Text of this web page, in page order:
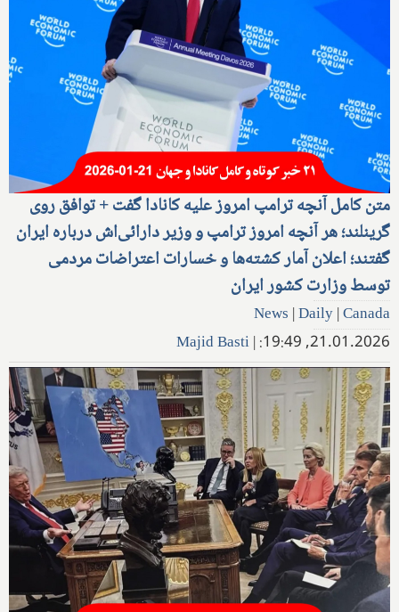
متن کامل آنچه ترامپ امروز علیه کانادا گفت + توافق روی
گرینلند؛ هر آنچه امروز ترامپ و وزیر دارائی‌اش درباره ایران
گفتند؛ اعلان آمار کشته‌ها و خسارات اعتراضات مردمی
توسط وزارت کشور ایران
News |Daily|Canada
21.01.2026, 19:49:
|
Majid Basti